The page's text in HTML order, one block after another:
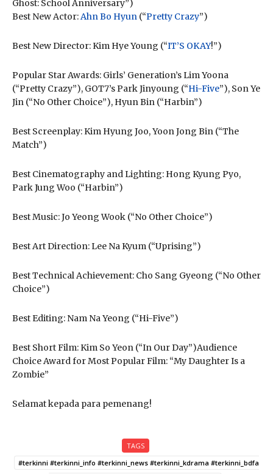
Ghost: School Anniversary”)
Best New Actor: Ahn Bo Hyun (“Pretty Crazy”)
Best New Director: Kim Hye Young (“IT’S OKAY!”)
Popular Star Awards: Girls’ Generation’s Lim Yoona
(“Pretty Crazy”), GOT7’s Park Jinyoung (“Hi-Five”), Son Ye
Jin (“No Other Choice”), Hyun Bin (“Harbin”)
Best Screenplay: Kim Hyung Joo, Yoon Jong Bin (“The
Match”)
Best Cinematography and Lighting: Hong Kyung Pyo,
Park Jung Woo (“Harbin”)
Best Music: Jo Yeong Wook (“No Other Choice”)
Best Art Direction: Lee Na Kyum (“Uprising”)
Best Technical Achievement: Cho Sang Gyeong (“No Other
Choice”)
Best Editing: Nam Na Yeong (“Hi-Five”)
Best Short Film: Kim So Yeon (“In Our Day”)Audience
Choice Award for Most Popular Film: “My Daughter Is a
Zombie”
Selamat kepada para pemenang!
TAGS
#terkinni #terkinni_info #terkinni_news #terkinni_kdrama #terkinni_bdfa